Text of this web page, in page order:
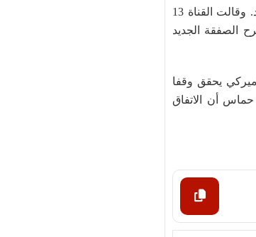
وأكد ويتكوف أن لديه شعورا جيدا بشأن التوصل إلى وقف لإطلاق النار يؤدي إلى اتفاق طويل الأمد. وقالت القناة 13
الصفقة الجديد
يحقق وقفا
حماس أن الاتفاق